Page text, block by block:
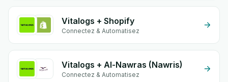
Vitalogs + Shopify
Connectez & Automatisez
Vitalogs + Al-Nawras (Nawris)
Connectez & Automatisez